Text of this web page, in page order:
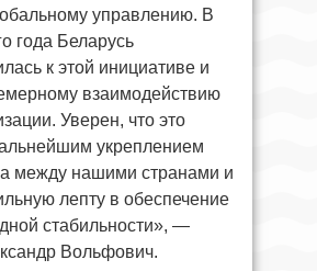
управлению. В
года Беларусь
к этой инициативе и
взаимодействию
Уверен, что это
укреплением
между нашими странами и
лепту в обеспечение
стабильности», —
Вольфович.